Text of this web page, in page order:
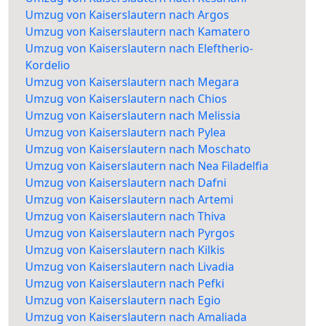
Umzug von Kaiserslautern nach Argos
Umzug von Kaiserslautern nach Kamatero
Umzug von Kaiserslautern nach Eleftherio-
Kordelio
Umzug von Kaiserslautern nach Megara
Umzug von Kaiserslautern nach Chios
Umzug von Kaiserslautern nach Melissia
Umzug von Kaiserslautern nach Pylea
Umzug von Kaiserslautern nach Moschato
Umzug von Kaiserslautern nach Nea Filadelfia
Umzug von Kaiserslautern nach Dafni
Umzug von Kaiserslautern nach Artemi
Umzug von Kaiserslautern nach Thiva
Umzug von Kaiserslautern nach Pyrgos
Umzug von Kaiserslautern nach Kilkis
Umzug von Kaiserslautern nach Livadia
Umzug von Kaiserslautern nach Pefki
Umzug von Kaiserslautern nach Egio
Umzug von Kaiserslautern nach Amaliada